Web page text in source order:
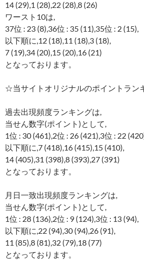
14 (29),1 (28),22 (28),8 (26)
ワースト10は,
37位 : 23 (8),36位 : 35 (11),35位 : 2 (15),
以下順に,12 (18),11 (18),3 (18),
7 (19),34 (20),15 (20),16 (21)
となっております。
☆当サイトオリジナルのポイントラン
過去出現頻度ランキングは,
当せん数字(ポイント)として,
1位 : 30 (461),2位 : 26 (421),3位 : 22
以下順に,7 (418),16 (415),15 (410),
14 (405),31 (398),8 (393),27 (391)
となっております。
月日一致出現頻度ランキングは,
当せん数字(ポイント)として,
1位 : 28 (136),2位 : 9 (124),3位 : 13 (94),
以下順に,22 (94),30 (94),26 (91),
11 (85),8 (81),32 (79),18 (77)
となっております。